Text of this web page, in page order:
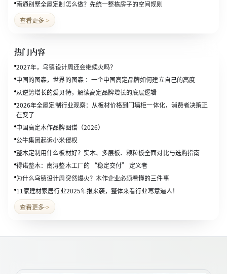
南通别墅全屋定制怎么做？先统一整栋房子的空间规则
查看更多->
热门内容
2027年，乌镇设计周还会继续火吗？
中国的图森，世界的图森 ：一个中国高定品牌如何建立自己的高度
从逆势增长的爱贝特，解读高定品牌增长的底层逻辑
2026年全屋定制行业观察：从板材价格到门墙柜一体化，消费者决策正
在变了
中国高定木作品牌图谱（2026）
公牛集团起诉小米侵权
整木定制用什么板材好？实木、多层板、颗粒板全面对比与选购指南
得诺整木：南浔整木工厂的 “稳定交付” 定义者
为什么乌镇设计周突然爆火？木作企业必须看懂的三件事
11家建材家居行业2025年报来袭，整体来看行业寒意逼人！
查看更多->